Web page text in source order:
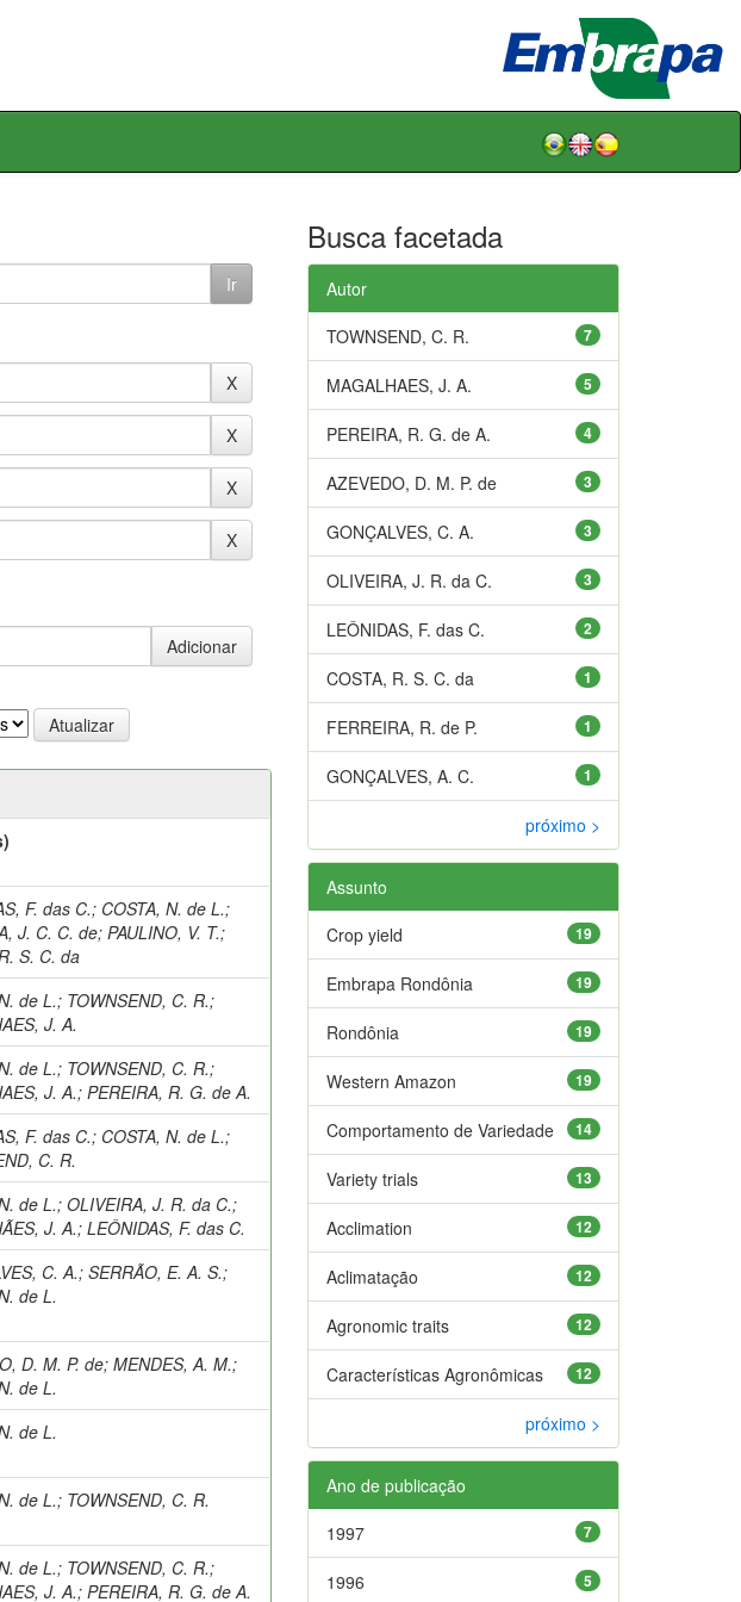
F. das C.; COSTA, N. de L.;
J. C. C. de;PAULINO, V. T.;
S. C. da
de L.; TOWNSEND, C. R.;
J. A.
de L.; TOWNSEND, C. R.;
J. A.;PEREIRA, R. G. de A.
F. das C.; COSTA, N. de L.;
C. R.
de L.;OLIVEIRA, J. R. da C.;
J. A.;LEÔNIDAS, F. das C.
C. A.;SERRÃO, E. A. S.;
de L.
D. M. P. de;MENDES, A. M.;
de L.
de L.
de L.; TOWNSEND, C. R.
de L.; TOWNSEND, C. R.;
J. A.;PEREIRA, R. G. de A.
Busca facetada
Autor
7
TOWNSEND, C. R.
5
MAGALHAES, J. A.
4
PEREIRA, R. G. de A.
3
AZEVEDO, D. M. P. de
3
GONÇALVES, C. A.
3
OLIVEIRA, J. R. da C.
2
LEÔNIDAS, F. das C.
1
COSTA, R. S. C. da
1
FERREIRA, R. de P.
1
GONÇALVES, A. C.
próximo >
Assunto
19
Crop yield
19
Embrapa Rondônia
19
Rondônia
19
Western Amazon
14
Comportamento de Variedade
13
Variety trials
12
Acclimation
12
Aclimatação
12
Agronomic traits
12
Características Agronômicas
próximo >
Ano de publicação
7
1997
5
1996